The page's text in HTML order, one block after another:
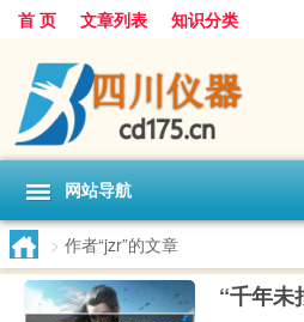
首 页 文章列表 知识分类
网站导航
> 作者“jzr”的文章
“千年未